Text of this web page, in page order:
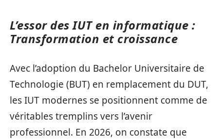
L’essor des IUT en informatique :
Transformation et croissance
Avec l’adoption du Bachelor Universitaire de
Technologie (BUT) en remplacement du DUT,
les IUT modernes se positionnent comme de
véritables tremplins vers l’avenir
professionnel. En 2026, on constate que